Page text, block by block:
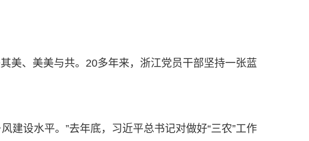
美、美美与共。20多年来，浙江党员干部坚持一张蓝
建设水平。”去年底，习近平总书记对做好“三农”工作